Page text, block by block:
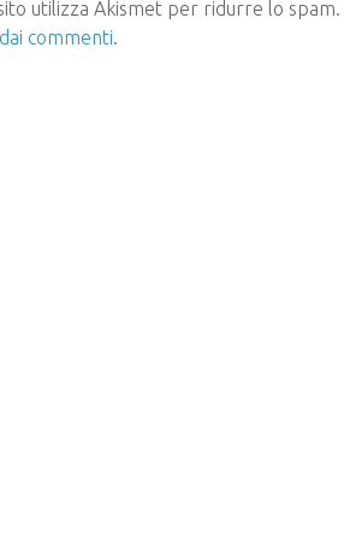
utilizza Akismet per ridurre lo spam.
commenti.